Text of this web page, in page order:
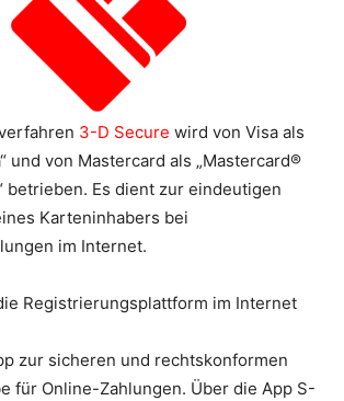
3-D Secure wird von Visa als
und von Mastercard als „Mastercard®
betrieben. Es dient zur eindeutigen
Karteninhabers bei
im Internet.
Registrierungsplattform im Internet
zur sicheren und rechtskonformen
für Online-Zahlungen. Über die App S-